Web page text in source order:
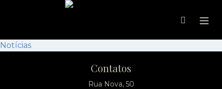
Notícias
Contatos
Rua Nova, 50